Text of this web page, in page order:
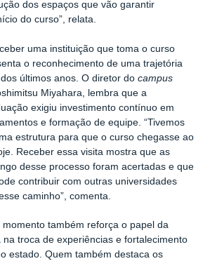
dos espaços que vão garantir
do curso”, relata.
uma instituição que toma o curso
o reconhecimento de uma trajetória
últimos anos. O diretor do campus
Miyahara, lembra que a
exigiu investimento contínuo em
e formação de equipe. “Tivemos
estrutura para que o curso chegasse ao
Receber essa visita mostra que as
desse processo foram acertadas e que
contribuir com outras universidades
caminho”, comenta.
também reforça o papel da
na troca de experiências e fortalecimento
estado. Quem também destaca os